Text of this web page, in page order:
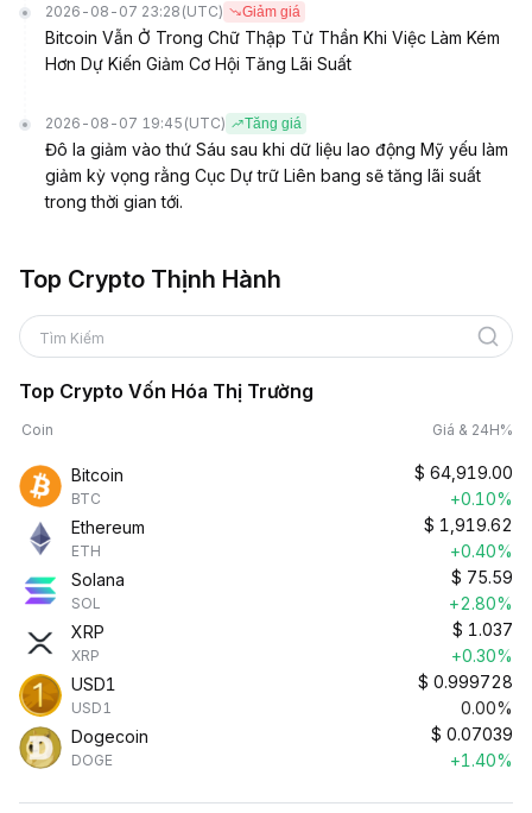
2026-08-07 23:28 (UTC) Giảm giá
Bitcoin Vẫn Ở Trong Chữ Thập Tử Thần Khi Việc Làm Kém
Hơn Dự Kiến Giảm Cơ Hội Tăng Lãi Suất
2026-08-07 19:45 (UTC) Tăng giá
Đô la giảm vào thứ Sáu sau khi dữ liệu lao động Mỹ yếu làm
giảm kỳ vọng rằng Cục Dự trữ Liên bang sẽ tăng lãi suất
trong thời gian tới.
Top Crypto Thịnh Hành
Tìm Kiếm
Top Crypto Vốn Hóa Thị Trường
Coin Giá & 24H%
Bitcoin
BTC
$ 64,919.00
+0.10%
Ethereum
ETH
$ 1,919.62
+0.40%
Solana
SOL
$ 75.59
+2.80%
XRP
XRP
$ 1.037
+0.30%
USD1
USD1
$ 0.999728
0.00%
Dogecoin
DOGE
$ 0.07039
+1.40%